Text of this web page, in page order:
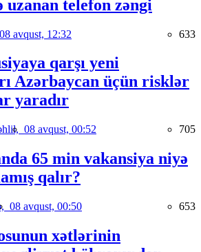
telefon zəngi
08 avqust, 12:32 633
qarşı yeni
Azərbaycan üçün risklər
yaradır
08 avqust, 00:52 705
65 min vakansiya niyə
qalır?
08 avqust, 00:50 653
xətlərinin